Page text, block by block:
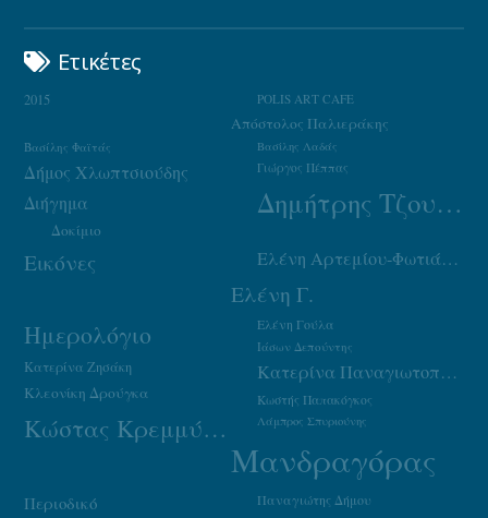
Ετικέτες
2015 POLIS ART CAFE
Απόστολος Παλιεράκης
Βασίλης Λαδάς
Βασίλης Φαϊτάς
Γιώργος Πέππας
Δήμος Χλωπτσιούδης
Δημήτρης Τζουμάκας
Διήγημα
Δοκίμιο
Εικόνες Ελένη Αρτεμίου-Φωτιάδου
Ελένη Γ.
Ελένη Γούλα
Ημερολόγιο Ιάσων Δεπούντης
Κατερίνα Ζησάκη Κατερίνα Παναγιωτοπούλου
Κλεονίκη Δρούγκα Κωστής Παπακόγκος
Κώστας Κρεμμύδας Λάμπρος Σπυριούνης
Μανδραγόρας
Παναγιώτης Δήμου
Περιοδικό